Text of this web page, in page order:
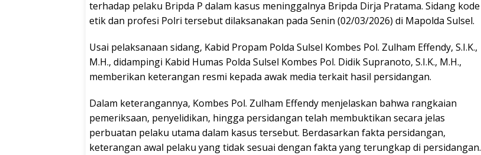
terhadap pelaku Bripda P dalam kasus meninggalnya Bripda Dirja Pratama. Sidang kode
etik dan profesi Polri tersebut dilaksanakan pada Senin (02/03/2026) di Mapolda Sulsel.
Usai pelaksanaan sidang, Kabid Propam Polda Sulsel Kombes Pol. Zulham Effendy, S.I.K.,
M.H., didampingi Kabid Humas Polda Sulsel Kombes Pol. Didik Supranoto, S.I.K., M.H.,
memberikan keterangan resmi kepada awak media terkait hasil persidangan.
Dalam keterangannya, Kombes Pol. Zulham Effendy menjelaskan bahwa rangkaian
pemeriksaan, penyelidikan, hingga persidangan telah membuktikan secara jelas
perbuatan pelaku utama dalam kasus tersebut. Berdasarkan fakta persidangan,
keterangan awal pelaku yang tidak sesuai dengan fakta yang terungkap di persidangan.